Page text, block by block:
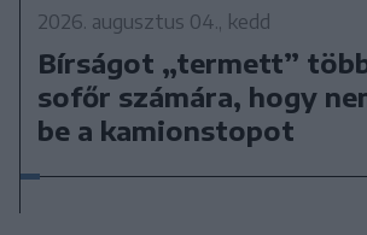
2026. augusztus 04., kedd
Bírságot „termett”
sofőr számára, hogy
be a kamionstopot